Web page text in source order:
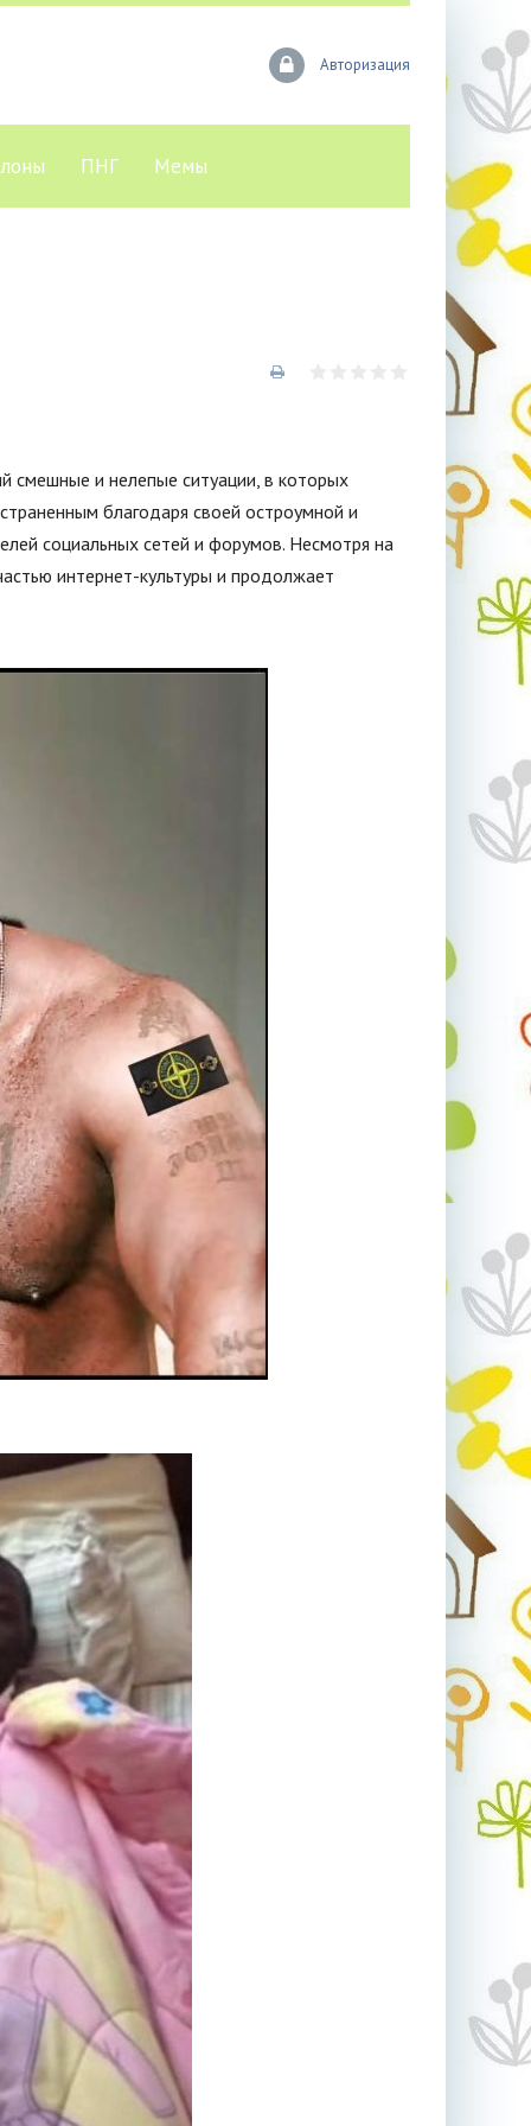
Авторизация
ПНГ Мемы
смешные и нелепые ситуации, в которых
благодаря своей остроумной и
социальных сетей и форумов. Несмотря на
интернет-культуры и продолжает